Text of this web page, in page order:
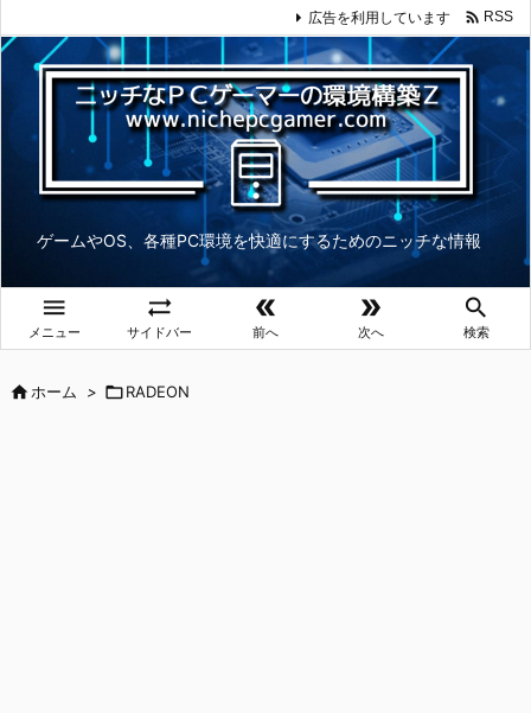
ゲームやOS、各種PC環境を快適にするためのニッチな情報

メニュー

サイドバー

前へ

次へ

検索
広告を利用しています  RSS
ホーム > RADEON